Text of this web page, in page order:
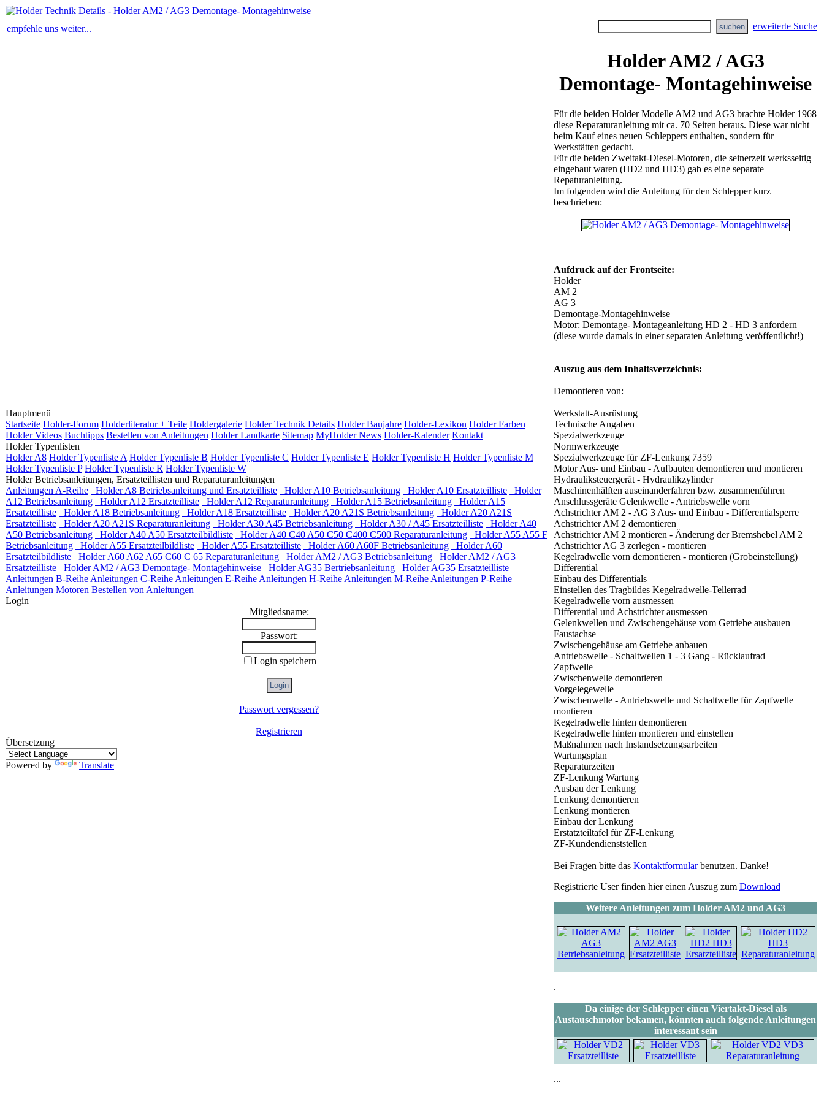
empfehle uns weiter... erweiterte Suche
Hauptmenü
Startseite Holder-Forum Holderliteratur + Teile Holdergalerie Holder Technik Details Holder Baujahre Holder-Lexikon Holder Farben
Holder Videos Buchtipps Bestellen von Anleitungen Holder Landkarte Sitemap MyHolder News Holder-Kalender Kontakt
Holder Typenlisten
Holder A8 Holder Typenliste A Holder Typenliste B Holder Typenliste C Holder Typenliste E Holder Typenliste H Holder Typenliste M
Holder Typenliste P Holder Typenliste R Holder Typenliste W
Holder Betriebsanleitungen, Ersatzteillisten und Reparaturanleitungen
Anleitungen A-Reihe
Holder A8 Betriebsanleitung und Ersatzteilliste Holder A10 Betriebsanleitung Holder A10 Ersatzteilliste
Holder
A12 Betriebsanleitung
Holder A12 Ersatzteilliste Holder A12 Reparaturanleitung Holder A15 Betriebsanleitung
Holder A15
Ersatzteilliste
Holder A18 Betriebsanleitung Holder A18 Ersatzteilliste Holder A20 A21S Betriebsanleitung
Holder A20 A21S
Ersatzteilliste
Holder A20 A21S Reparaturanleitung Holder A30 A45 Betriebsanleitung Holder A30 / A45 Ersatzteilliste
Holder A40
A50 Betriebsanleitung
Holder A40 A50 Ersatzteilbildliste Holder A40 C40 A50 C50 C400 C500 Reparaturanleitung
Holder A55 A55 F
Betriebsanleitung
Holder A55 Ersatzteilbildliste Holder A55 Ersatzteilliste Holder A60 A60F Betriebsanleitung
Holder A60
Ersatzteilbildliste
Holder A60 A62 A65 C60 C 65 Reparaturanleitung Holder AM2 / AG3 Betriebsanleitung
Holder AM2 / AG3
Ersatzteilliste
Holder AM2 / AG3 Demontage- Montagehinweise Holder AG35 Bertriebsanleitung
Holder AG35 Ersatzteilliste
Anleitungen B-Reihe Anleitungen C-Reihe Anleitungen E-Reihe Anleitungen H-Reihe Anleitungen M-Reihe Anleitungen P-Reihe
Anleitungen Motoren Bestellen von Anleitungen
Login
Mitgliedsname:
Passwort:
Login speichern
Passwort vergessen?
Registrieren
Übersetzung
Powered by Translate
Holder AM2 / AG3
Demontage- Montagehinweise
Für die beiden Holder Modelle AM2 und AG3 brachte Holder 1968
diese Reparaturanleitung mit ca. 70 Seiten heraus. Diese war nicht
beim Kauf eines neuen Schleppers enthalten, sondern für
Werkstätten gedacht.
Für die beiden Zweitakt-Diesel-Motoren, die seinerzeit werksseitig
eingebaut waren (HD2 und HD3) gab es eine separate
Repaturanleitung.
Im folgenden wird die Anleitung für den Schlepper kurz
beschrieben:
Aufdruck auf der Frontseite:
Holder
AM 2
AG 3
Demontage-Montagehinweise
Motor: Demontage- Montageanleitung HD 2 - HD 3 anfordern
(diese wurde damals in einer separaten Anleitung veröffentlicht!)
Auszug aus dem Inhaltsverzeichnis:
Demontieren von:
Werkstatt-Ausrüstung
Technische Angaben
Spezialwerkzeuge
Normwerkzeuge
Spezialwerkzeuge für ZF-Lenkung 7359
Motor Aus- und Einbau - Aufbauten demontieren und montieren
Hydrauliksteuergerät - Hydraulikzylinder
Maschinenhälften auseinanderfahren bzw. zusammenführen
Anschlussgeräte Gelenkwelle - Antriebswelle vorn
Achstrichter AM 2 - AG 3 Aus- und Einbau - Differentialsperre
Achstrichter AM 2 demontieren
Achstrichter AM 2 montieren - Änderung der Bremshebel AM 2
Achstrichter AG 3 zerlegen - montieren
Kegelradwelle vorn demontieren - montieren (Grobeinstellung)
Differential
Einbau des Differentials
Einstellen des Tragbildes Kegelradwelle-Tellerrad
Kegelradwelle vorn ausmessen
Differential und Achstrichter ausmessen
Gelenkwellen und Zwischengehäuse vom Getriebe ausbauen
Faustachse
Zwischengehäuse am Getriebe anbauen
Antriebswelle - Schaltwellen 1 - 3 Gang - Rücklaufrad
Zapfwelle
Zwischenwelle demontieren
Vorgelegewelle
Zwischenwelle - Antriebswelle und Schaltwelle für Zapfwelle
montieren
Kegelradwelle hinten demontieren
Kegelradwelle hinten montieren und einstellen
Maßnahmen nach Instandsetzungsarbeiten
Wartungsplan
Reparaturzeiten
ZF-Lenkung Wartung
Ausbau der Lenkung
Lenkung demontieren
Lenkung montieren
Einbau der Lenkung
Erstatzteiltafel für ZF-Lenkung
ZF-Kundendienststellen
Bei Fragen bitte das Kontaktformularbenutzen. Danke!
Registrierte User finden hier einen Auszug zum Download
Weitere Anleitungen zum Holder AM2 und AG3
.
Da einige der Schlepper einen Viertakt-Diesel als
Austauschmotor bekamen, könnten auch folgende Anleitungen
interessant sein
...